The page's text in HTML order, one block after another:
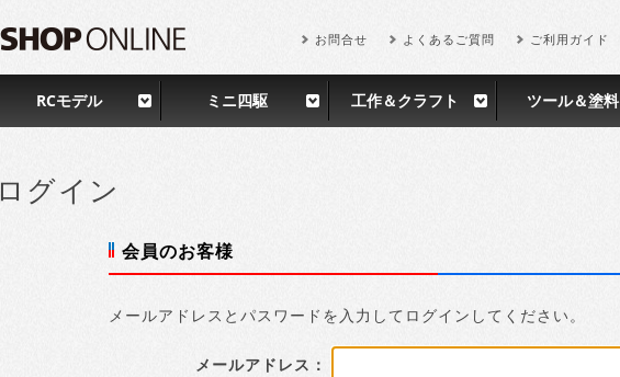
お問合せ よくあるご質問 ご利用ガイド
RCモデル ミニ四駆 工作＆クラフト ツール＆塗料
ログイン
会員のお客様
メールアドレスとパスワードを入力してログインしてください。
メールアドレス：